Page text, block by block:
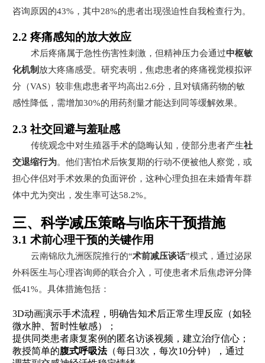
咨询原因的43%，其中28%的患者出现强迫性自我检查行为。
2.2 疼痛感知的放大效应
术后疼痛属于急性伤害性刺激，但精神压力会通过中枢敏
化机制 放大疼痛感受。研究表明，焦虑患者的疼痛视觉模拟评
分（VAS）较非焦虑患者平均高出2.6分，且对镇痛药物的敏
感性降低，需增加30%的用药剂量才能达到同等缓解效果。
2.3 社交回避与羞耻感
传统观念中对生殖器手术的隐晦认知，使部分患者产生社
交退缩行为。他们害怕术后恢复期的行动不便被他人察觉，或
担心伴侣对手术效果的负面评价，这种心理负担在未婚青年群
体中尤为突出，发生率可达58.2%。
三、科学减压策略与临床干预措施
3.1 术前心理干预的关键作用
云南锦欣九洲医院推行的“术前减压谈话”模式，通过泌尿
外科医生与心理咨询师的联合介入，可使患者术后焦虑评分降
低41%。具体措施包括：
3D动画演示手术流程，明确告知术后正常生理反应（如轻
微水肿、暂时性敏感）；
提供同类患者康复案例的匿名访谈视频，建立治疗信心；
教授简单的腹式呼吸法（每日3次，每次10分钟），通过